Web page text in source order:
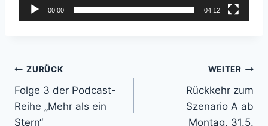
00:00 04:12
Beitragsnavigation
ZURÜCK
Folge 3 der Podcast-
Reihe „Mehr als ein
Stern“
WEITER
Rückkehr zum
Szenario A ab
Montag, 31.5.